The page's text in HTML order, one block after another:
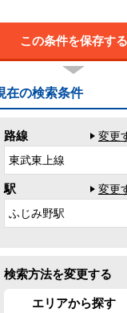
この条件を保存する
在の検索条件
路線
変更
東武東上線
駅
変更
ふじみ野駅
検索方法を変更する
エリアから探す